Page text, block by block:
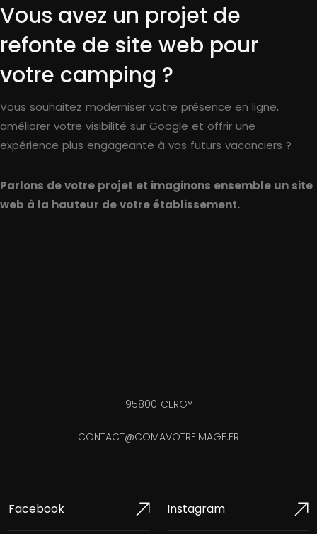
Vous avez un projet de
refonte de site web pour
votre camping ?
Vous souhaitez moderniser votre présence en ligne,
améliorer votre visibilité sur Google et offrir une
expérience plus engageante à vos futurs vacanciers ?
Parlons de votre projet et imaginons ensemble un site
web à la hauteur de votre établissement.
95800 CERGY
CONTACT@COMAVOTREIMAGE.FR
Facebook Instagram